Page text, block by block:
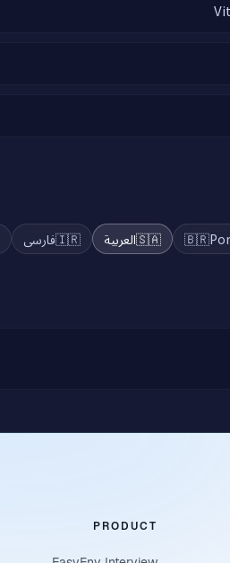
🇧🇷
🇸🇦العربية 🇮🇷فارسی
PRODUCT